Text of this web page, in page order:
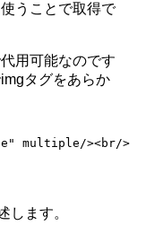
うことで取得で
用可能なのです
タグをあらか
multiple/><br/>
します。